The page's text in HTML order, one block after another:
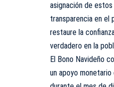
asignación de
transparencia en el
restaure la
verdadero en la
El Bono Navideño
un apoyo